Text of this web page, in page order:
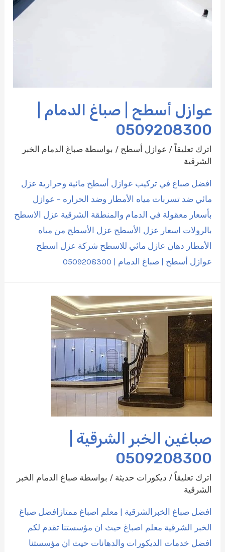
عوازل أسطح | صباغ الدمام |
0509208300
اترك تعليقاً / عوازل أسطح / بواسطة صباغ الدمام الخبر
الشرقية
افضل صباغ في تركيب عوازل أسطح مائية وحرارية عزل
مائي ضد تسربات مياه الأمطار وضد الحراره – عوازل
بأسعار معقولة في الدمام والمنطقة الشرقية عزل الاسطح
بالرولات اسعار عزل الأسطح عزل الأسطح من مياه
الأمطار دهان عازل مائي للاسطح شركة عزل اسطح
عوازل أسطح | صباغ الدمام | 0509208300
صباغين الخبر الشرقية |
0509208300
اترك تعليقاً / ديكورات حديثة / بواسطة صباغ الدمام الخبر
الشرقية
افضل صباغ الخبرالشرقية | معلم اصباغ ممتازافضل صباغ
الخبر الشرقية معلم اصباغ حيث ان مؤسستنا تقدم لكم
افضل خدمات الديكورات والدهانات حيث ان مؤسستنا